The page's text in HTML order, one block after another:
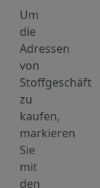
Um
die
Adressen
von
Stoffgeschäft
zu
kaufen,
markieren
Sie
mit
den